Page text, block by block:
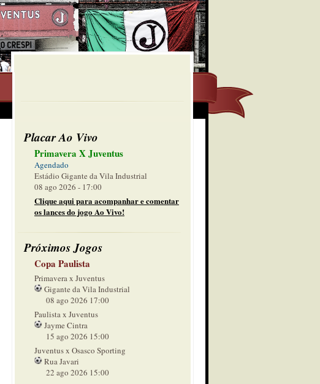
Placar Ao Vivo
Primavera X Juventus
Agendado
Estádio Gigante da Vila Industrial
08 ago 2026 - 17:00
Clique aqui para acompanhar e comentar
os lances do jogo Ao Vivo!
Próximos Jogos
Copa Paulista
Primavera x Juventus
Gigante da Vila Industrial
08 ago 2026 17:00
Paulista x Juventus
Jayme Cintra
15 ago 2026 15:00
Juventus x Osasco Sporting
Rua Javari
22 ago 2026 15:00